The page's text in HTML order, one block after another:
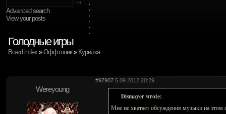
Advanced search
View your posts
Голодные игры
Board index »Оффтопик» Курилка
#97907 5.09.2012 20:29
Wereyoung
Dismayer wrote:
Мне не хватает обсуждения музыки на этом